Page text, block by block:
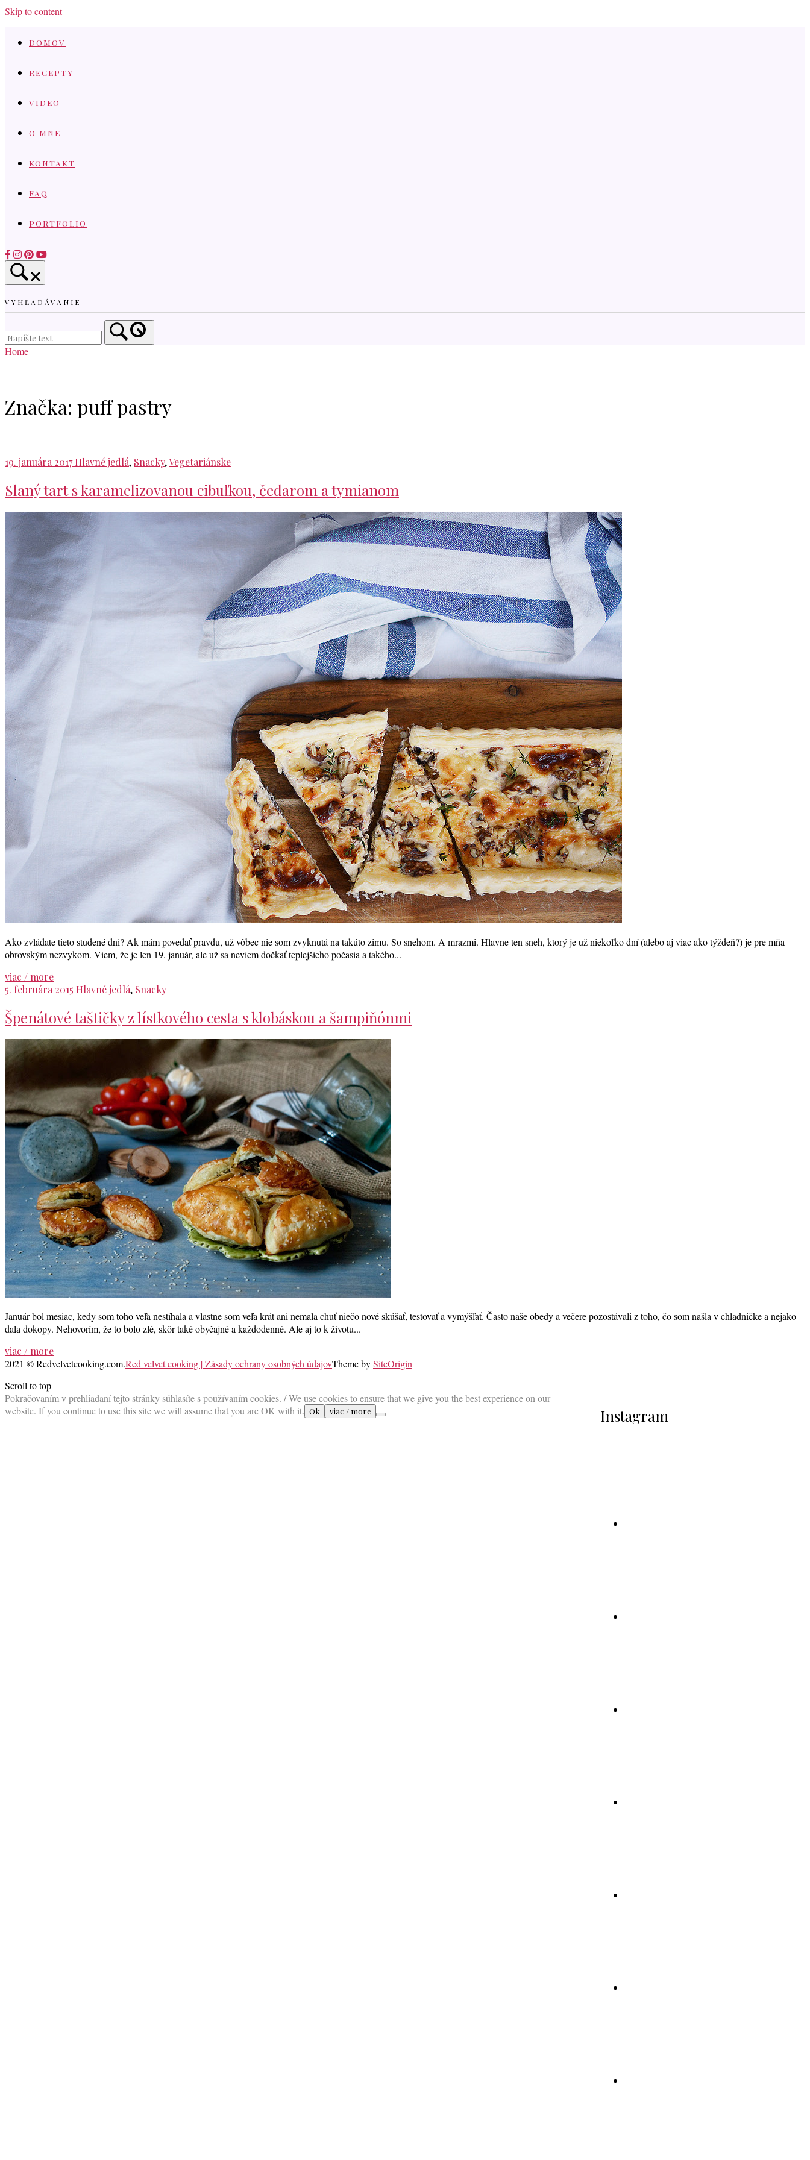
Skip to content
DOMOV
RECEPTY
VIDEO
O MNE
KONTAKT
FAQ
PORTFOLIO
VYHĽADÁVANIE
Home
Značka: puff pastry
19. januára 2017Hlavné jedlá, Snacky,Vegetariánske
Slaný tart s karamelizovanou cibuľkou, čedarom a tymianom
Ako zvládate tieto studené dni? Ak mám povedať pravdu, už vôbec nie som zvyknutá na takúto zimu. So snehom. A mrazmi. Hlavne ten sneh, ktorý je už niekoľko dní (alebo aj viac ako týždeň?) je pre mňa
obrovským nezvykom. Viem, že je len 19. január, ale už sa neviem dočkať teplejšieho počasia a takého...
viac / more
5. februára 2015 Hlavné jedlá, Snacky
Špenátové taštičky z lístkového cesta s klobáskou a šampiňónmi
Január bol mesiac, kedy som toho veľa nestíhala a vlastne som veľa krát ani nemala chuť niečo nové skúšať, testovať a vymýšľať. Často naše obedy a večere pozostávali z toho, čo som našla v chladničke a nejako
dala dokopy. Nehovorím, že to bolo zlé, skôr také obyčajné a každodenné. Ale aj to k životu...
viac / more
Instagram
2021 © Redvelvetcooking.com.Red velvet cooking | Zásady ochrany osobných údajovTheme bySiteOrigin
Scroll to top
Pokračovaním v prehliadaní tejto stránky súhlasíte s používaním cookies. / We use cookies to ensure that we give you the best experience on our
website. If you continue to use this site we will assume that you are OK with it. Ok viac / more